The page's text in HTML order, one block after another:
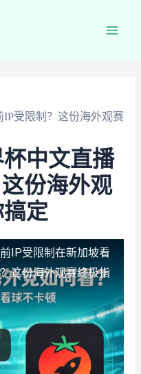
受限制？这份海外观赛
中文直播
份海外观
定
IP受限制 在新加坡看
这份海外观赛终极指